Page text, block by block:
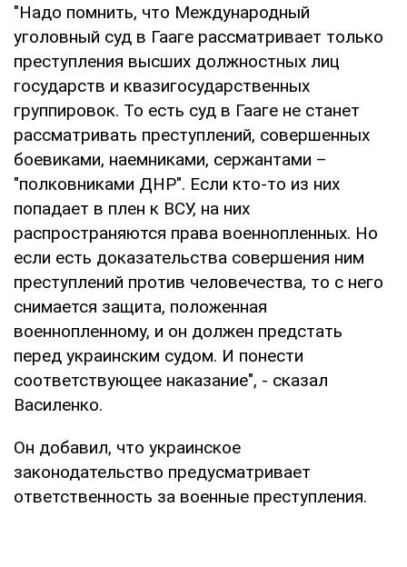
"Надо помнить, что Международный
уголовный суд в Гааге рассматривает только
преступления высших должностных лиц
государств и квазигосударственных
группировок. То есть суд в Гааге не станет
рассматривать преступлений, совершенных
боевиками, наемниками, сержантами –
"полковниками ДНР". Если кто-то из них
попадает в плен к ВСУ, на них
распространяются права военнопленных. Но
если есть доказательства совершения ним
преступлений против человечества, то с него
снимается защита, положенная
военнопленному, и он должен предстать
перед украинским судом. И понести
соответствующее наказание", - сказал
Василенко.
Он добавил, что украинское
законодательство предусматривает
ответственность за военные преступления.